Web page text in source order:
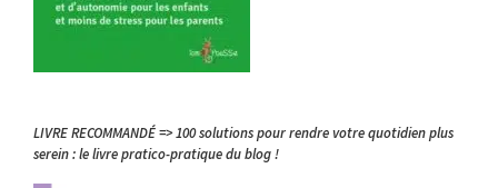
LIVRE RECOMMANDÉ => 100 solutions pour rendre votre quotidien plus
serein : le livre pratico-pratique du blog !